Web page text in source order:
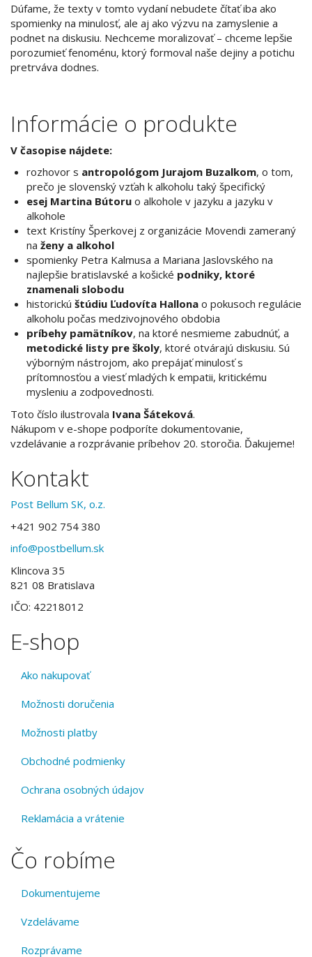
Dúfame, že texty v tomto vydaní nebudete čítať iba ako
spomienky na minulosť, ale aj ako výzvu na zamyslenie a
podnet na diskusiu. Nechceme moralizovať – chceme lepšie
porozumieť fenoménu, ktorý formoval naše dejiny a potichu
pretrváva dodnes.
Informácie o produkte
V časopise nájdete:
rozhovor s antropológom Jurajom Buzalkom, o tom,
prečo je slovenský vzťah k alkoholu taký špecifický
esej Martina Bútoruo alkohole v jazyku a jazyku v
alkohole
text Kristíny Šperkovej z organizácie Movendi zameraný
na ženy a alkohol
spomienky Petra Kalmusa a Mariana Jaslovského na
najlepšie bratislavské a košické podniky, ktoré
znamenali slobodu
historickú štúdiu Ľudovíta Hallonao pokusoch regulácie
alkoholu počas medzivojnového obdobia
príbehy pamätníkov, na ktoré nesmieme zabudnúť, a
metodické listy pre školy, ktoré otvárajú diskusiu. Sú
výborným nástrojom, ako prepájať minulosť s
prítomnosťou a viesť mladých k empatii, kritickému
mysleniu a zodpovednosti.
​​Toto číslo ilustrovala Ivana Šáteková.
Nákupom v e-shope podporíte dokumentovanie,
vzdelávanie a rozprávanie príbehov 20. storočia. Ďakujeme!
Kontakt
Post Bellum SK, o.z.
+421 902 754 380
info@postbellum.sk
Klincova 35
821 08 Bratislava
IČO: 42218012
E-shop
Ako nakupovať
Možnosti doručenia
Možnosti platby
Obchodné podmienky
Ochrana osobných údajov
Reklamácia a vrátenie
Čo robíme
Dokumentujeme
Vzdelávame
Rozprávame